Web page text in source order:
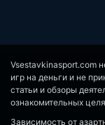
Vsestavkinasport.com
игр на деньги и не
статьи и обзоры
ознакомительных
Зависимость от